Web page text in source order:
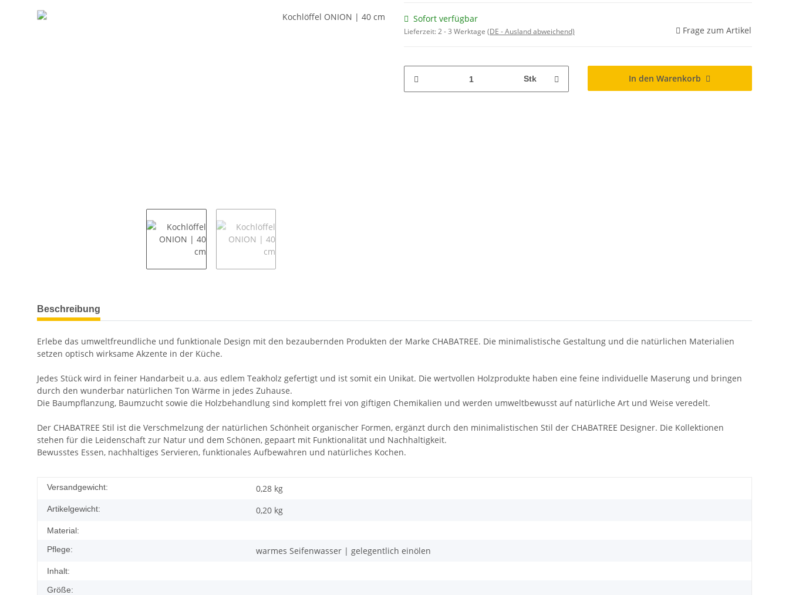
Sofort verfügbar
Lieferzeit:2 - 3 Werktage (DE - Ausland abweichend) Frage zum Artikel
Stk In den Warenkorb
Beschreibung
Erlebe das umweltfreundliche und funktionale Design mit den bezaubernden Produkten der Marke CHABATREE. Die minimalistische Gestaltung und die natürlichen Materialien
setzen optisch wirksame Akzente in der Küche.
Jedes Stück wird in feiner Handarbeit u.a. aus edlem Teakholz gefertigt und ist somit ein Unikat. Die wertvollen Holzprodukte haben eine feine individuelle Maserung und bringen
durch den wunderbar natürlichen Ton Wärme in jedes Zuhause.
Die Baumpflanzung, Baumzucht sowie die Holzbehandlung sind komplett frei von giftigen Chemikalien und werden umweltbewusst auf natürliche Art und Weise veredelt.
Der CHABATREE Stil ist die Verschmelzung der natürlichen Schönheit organischer Formen, ergänzt durch den minimalistischen Stil der CHABATREE Designer. Die Kollektionen
stehen für die Leidenschaft zur Natur und dem Schönen, gepaart mit Funktionalität und Nachhaltigkeit.
Bewusstes Essen, nachhaltiges Servieren, funktionales Aufbewahren und natürliches Kochen.
Versandgewicht: 0,28 kg
Artikelgewicht: 0,20 kg
Material:
Pflege:
warmes Seifenwasser | gelegentlich einölen
Inhalt:
Größe: